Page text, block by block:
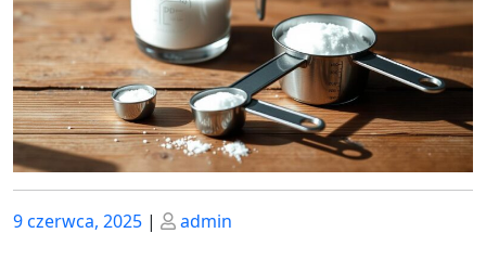
Posted
9 czerwca, 2025 | Posted
admin